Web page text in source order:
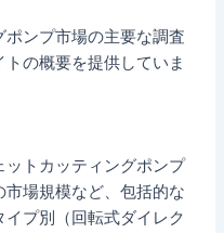
ンプ市場の主要な調査
の概要を提供していま
トカッティングポンプ
場規模など、包括的な
プ別（回転式ダイレク